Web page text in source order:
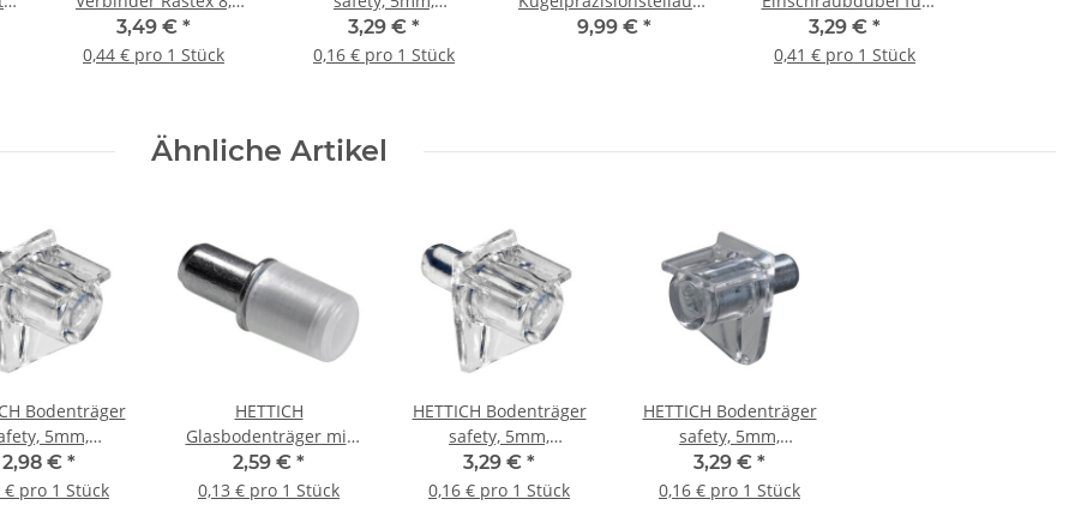
15/12,5mm, 8 Stück
3,49 € *
0,44 € pro 1 Stück
transparent, 20 Stück
3,29 € *
0,16 € pro 1 Stück
KA 1730/210 für
9,99 € *
Rastex 15, Spannmaß
30 mm, Bohr-Ø 5 mm, 8
3,29 € *
0,41 € pro 1 Stück
Ähnliche Artikel
Bodenträger
5mm,
20 Stück
2,98 € *
€ pro 1 Stück
HETTICH
Glasbodenträger mit
Stahlstift,
Stahl/Kunststoff, 20
2,59 € *
0,13 € pro 1 Stück
HETTICH Bodenträger
safety, 5mm,
transparent, 20 Stück
3,29 € *
0,16 € pro 1 Stück
HETTICH Bodenträger
safety, 5mm,
transparent, 20 Stück
3,29 € *
0,16 € pro 1 Stück